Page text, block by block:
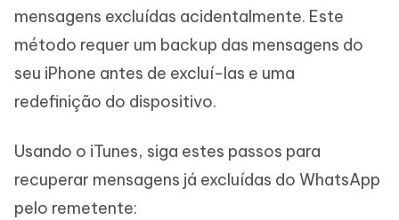
mensagens excluídas acidentalmente. Este
método requer um backup das mensagens do
seu iPhone antes de excluí-las e uma
redefinição do dispositivo.
Usando o iTunes, siga estes passos para
recuperar mensagens já excluídas do WhatsApp
pelo remetente: